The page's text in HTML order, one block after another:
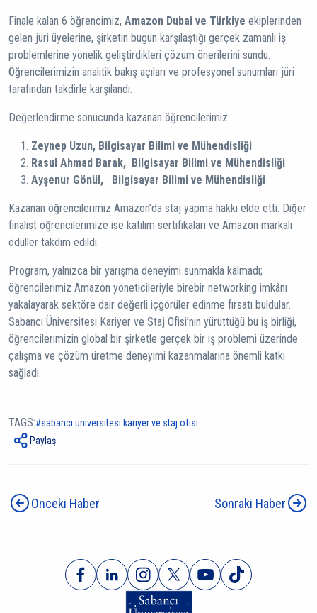
Finale kalan 6 öğrencimiz, Amazon Dubai ve Türkiye ekiplerinden
gelen jüri üyelerine, şirketin bugün karşılaştığı gerçek zamanlı iş
problemlerine yönelik geliştirdikleri çözüm önerilerini sundu.
Öğrencilerimizin analitik bakış açıları ve profesyonel sunumları jüri
tarafından takdirle karşılandı.
Değerlendirme sonucunda kazanan öğrencilerimiz:
Zeynep Uzun, Bilgisayar Bilimi ve Mühendisliği
Rasul Ahmad Barak, Bilgisayar Bilimi ve Mühendisliği
Ayşenur Gönül,
Bilgisayar Bilimi ve Mühendisliği
Kazanan öğrencilerimiz Amazon’da staj yapma hakkı elde etti. Diğer
finalist öğrencilerimize ise katılım sertifikaları ve Amazon markalı
ödüller takdim edildi.
Program, yalnızca bir yarışma deneyimi sunmakla kalmadı;
öğrencilerimiz Amazon yöneticileriyle birebir networking imkânı
yakalayarak sektöre dair değerli içgörüler edinme fırsatı buldular.
Sabancı Üniversitesi Kariyer ve Staj Ofisi’nin yürüttüğü bu iş birliği,
öğrencilerimizin global bir şirketle gerçek bir iş problemi üzerinde
çalışma ve çözüm üretme deneyimi kazanmalarına önemli katkı
sağladı.
TAGS:
sabancı üniversitesi kariyer ve staj ofisi
Paylaş
Önceki Haber Sonraki Haber